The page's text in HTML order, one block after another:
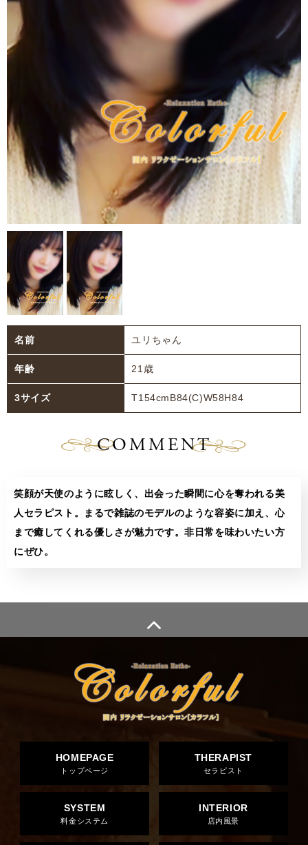
名前 ユリちゃん
年齢 21歳
3サイズ T154cmB84(C)W58H84
COMMENT
笑顔が天使のように眩しく、出会った瞬間に心を奪われる美
人セラピスト。まるで雑誌のモデルのような容姿に加え、心
まで癒してくれる優しさが魅力です。非日常を味わいたい方
にぜひ。
HOMEPAGE
トップページ
THERAPIST
セラピスト
SYSTEM
料金システム
INTERIOR
店内風景